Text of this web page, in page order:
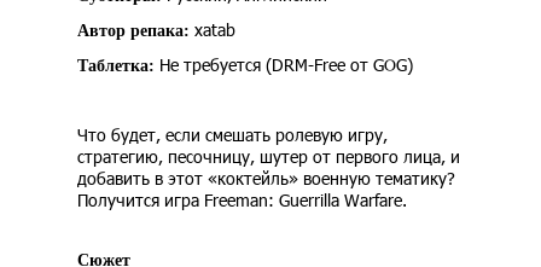
Автор репака: xatab
Таблетка: Не требуется (DRM-Free от GOG)
Что будет, если смешать ролевую игру,
стратегию, песочницу, шутер от первого лица, и
добавить в этот «коктейль» военную тематику?
Получится игра Freeman: Guerrilla Warfare.
Сюжет